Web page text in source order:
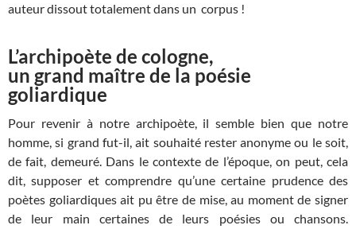
auteur dissout totalement dans un corpus !
L’archipoète de cologne,
un grand maître de la poésie
goliardique
Pour revenir à notre archipoète, il semble bien que notre
homme, si grand fut-il, ait souhaité rester anonyme ou le soit,
de fait, demeuré. Dans le contexte de l’époque, on peut, cela
dit, supposer et comprendre qu’une certaine prudence des
poètes goliardiques ait pu être de mise, au moment de signer
de leur main certaines de leurs poésies ou chansons.